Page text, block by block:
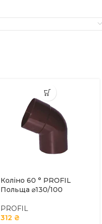
Коліно 60 ° PROFIL
Польща ⌀130/100
PROFIL
312 ₴